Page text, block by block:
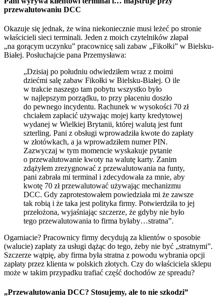
przewalutowaniu DCC
Okazuje się jednak, że wina niekoniecznie musi leżeć po stronie
właścicieli sieci terminali. Jeden z moich czytelników złapał
„na gorącym uczynku” pracownicę sali zabaw „Fikołki” w Bielsku-
Białej. Posłuchajcie pana Przemysława:
„Dzisiaj po południu odwiedziłem wraz z moimi
dziećmi salę zabaw Fikołki w Bielsku-Białej. O ile
w trakcie naszego tam pobytu wszystko było
w najlepszym porządku, to przy płaceniu doszło
do pewnego incydentu. Rachunek w wysokości 70 zł
chciałem zapłacić używając mojej karty kredytowej
wydanej w Wielkiej Brytanii, której walutą jest funt
szterling. Pani z obsługi wprowadziła kwote do zapłaty
w złotówkach, a ja wprowadziłem numer PIN.
Zazwyczaj w tym momencie wyskakuje pytanie
o przewalutowanie kwoty na walutę karty. Zanim
zdążyłem zrezygnować z przewalutowania na funty,
pani zabrała mi terminal i zdecydowała za mnie, aby
kwotę 70 zł przewalutować używając mechanizmu
DCC. Gdy zaprotestowałem powiedziała mi że zawsze
tak robią i że taka jest polityka firmy. Potwierdziła to jej
przełożona, wyjaśniając szczerze, że gdyby nie było
tego przewalutowania to firma byłaby…stratna”.
Ogarniacie? Pracownicy firmy decydują za klientów o sposobie
(walucie) zapłaty za usługi dążąc do tego, żeby nie być „stratnymi”.
Szczerze wątpię, aby firma była stratna z powodu wybrania opcji
zapłaty przez klienta w polskich złotych. Czy do właściciela sklepu
może w takim przypadku trafiać część dochodów ze spreadu?
„Przewalutowania DCC? Stosujemy, ale to nie szkodzi”